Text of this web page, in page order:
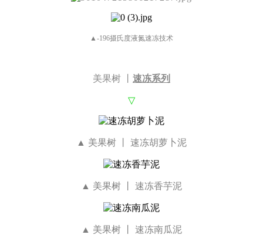
▲-196摄氏度液氮速冻技术
美果树 丨 速冻系列
▽
▲ 美果树 丨 速冻胡萝卜泥
▲ 美果树 丨 速冻香芋泥
▲ 美果树 丨 速冻南瓜泥